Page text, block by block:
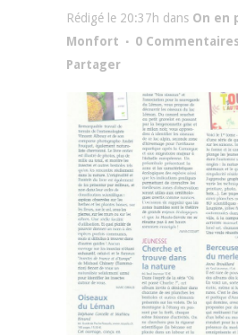
Rédigé le 20:37h dans On en
Monfort
0
Partager